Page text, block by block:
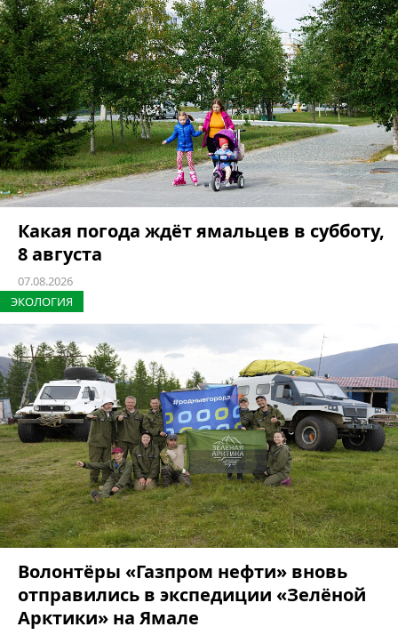
Какая погода ждёт ямальцев в субботу,
8 августа
07.08.2026
ЭКОЛОГИЯ
Волонтёры «Газпром нефти» вновь
отправились в экспедиции «Зелёной
Арктики» на Ямале